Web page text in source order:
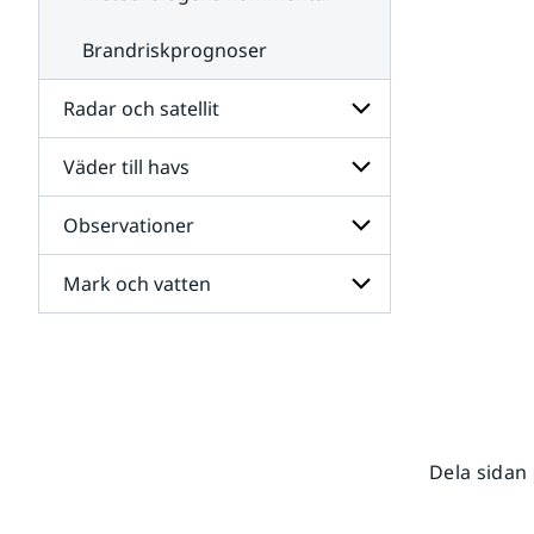
Brandriskprognoser
Radar och satellit
Undersidor
för
Radar
och
satellit
Väder till havs
Undersidor
för
Väder
till
havs
Observationer
Undersidor
för
Mark och vatten
Dela sidan